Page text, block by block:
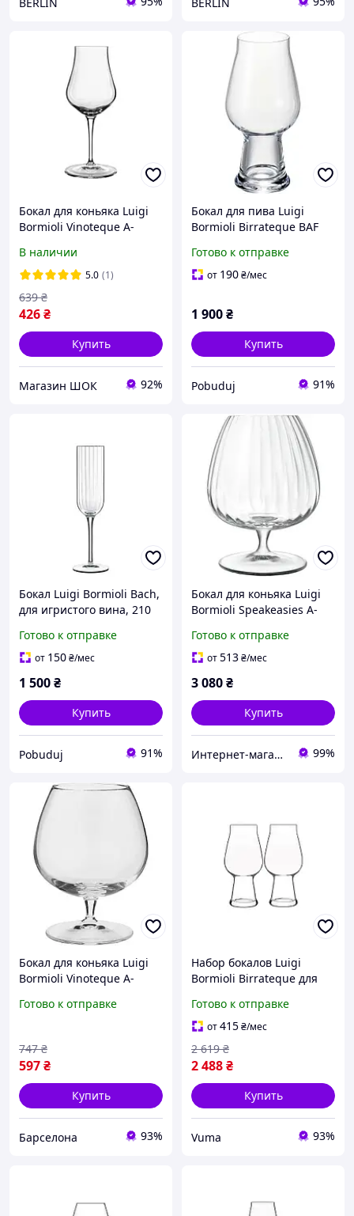
Бокал для коньяка Luigi
Bormioli Vinoteque A-
мл
В наличии
5.0 (1)
426₴
639 ₴
Купить
Магазин ШОК 92%
Бокал для пива Luigi
Bormioli Birrateque BAF
Италия изящная посуда
для ресторана 540 мл
Готово к отправке
от 190₴/мес
1 900₴
Купить
Pobuduj 91%
Бокал Luigi Bormioli Bach,
для игристого вина, 210
Готово к отправке
от 150₴/мес
1 500₴
Купить
Pobuduj 91%
Бокал для коньяка Luigi
Bormioli Speakeasies A-
мл pelican
Готово к отправке
от513₴/мес
3 080₴
Купить
Интернет-магазин "TUDOM" 99%
Бокал для коньяка Luigi
Bormioli Vinoteque A-
pelican
Готово к отправке
597₴
747 ₴
Купить
Барселона 93%
Набор бокалов Luigi
Bormioli Birrateque для
(11825/01)
Готово к отправке
от415₴/мес
2 488₴
2 619 ₴
Купить
Vuma 93%